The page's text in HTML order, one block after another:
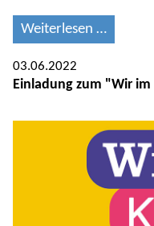
Weiterlesen …
03.06.2022
Einladung zum "Wir